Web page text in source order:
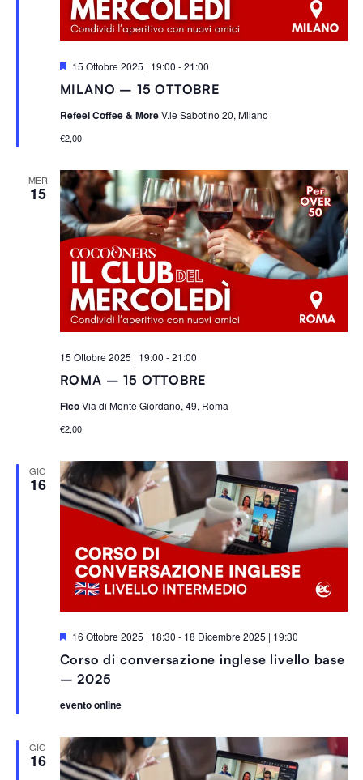
MILANO – 15 OTTOBRE
S
g
a
a
i
15 Ottobre 2025 | 19:00 -21:00
Refeel Coffee & MoreV.le Sabotino 20, Milano
€2,00
MER
15
ROMA – 15 OTTOBRE
15 Ottobre 2025 | 19:00 -21:00
FicoVia di Monte Giordano, 49, Roma
€2,00
GIO
16
Corso di conversazione inglese livello base
– 2025
S
g
l
a
i
16 Ottobre 2025 | 18:30 - 18 Dicembre 2025 | 19:30
evento online
GIO
16